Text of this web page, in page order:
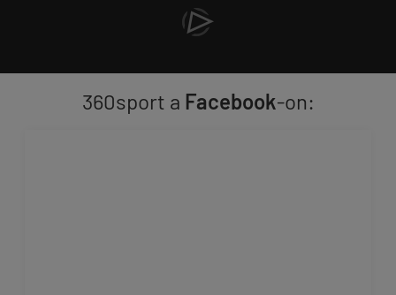
360sport a Facebook-on: